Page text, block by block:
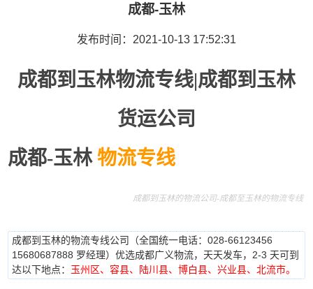
成都-玉林
发布时间：2021-10-13 17:52:31
成都到玉林物流专线|成都到玉林
货运公司
成都-玉林物流专线
成都到玉林的物流公司-成都至玉林的物流专线
成都到玉林的物流专线公司（全国统一电话：028-66123456
15680687888 罗经理）优选成都广义物流，天天发车，2-3 天可到
达以下地点： 玉州区、容县、陆川县、博白县、兴业县、北流市。